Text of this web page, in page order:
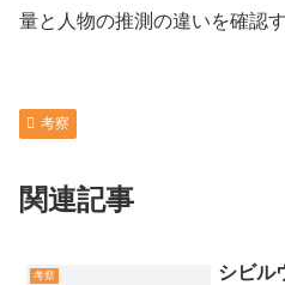
量と人物の推測の違いを確認
考察
関連記事
考察 シビル